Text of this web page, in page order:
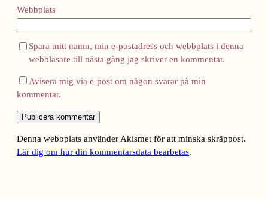
Webbplats
Spara mitt namn, min e-postadress och webbplats i denna
webbläsare till nästa gång jag skriver en kommentar.
Avisera mig via e-post om någon svarar på min
kommentar.
Denna webbplats använder Akismet för att minska skräppost.
Lär dig om hur din kommentarsdata bearbetas.